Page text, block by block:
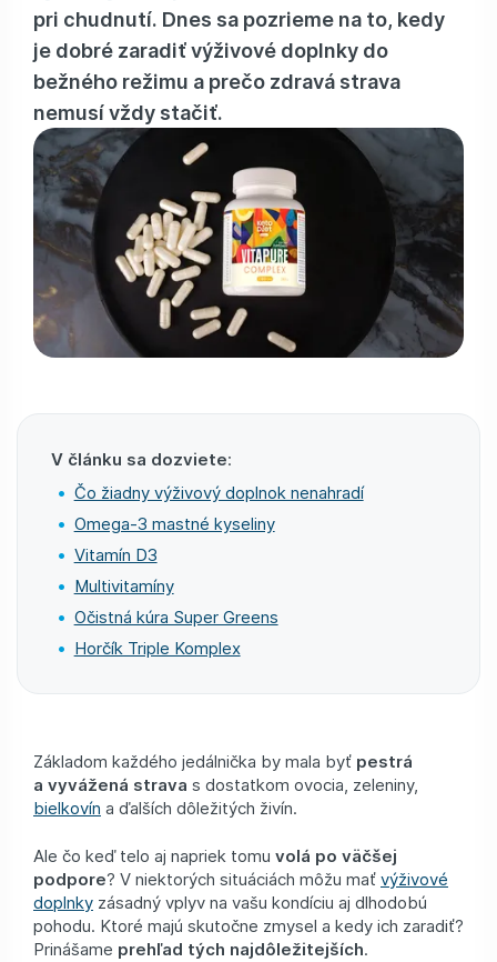
pri chudnutí. Dnes sa pozrieme na to, kedy
je dobré zaradiť výživové doplnky do
bežného režimu a prečo zdravá strava
nemusí vždy stačiť.
V článku sa dozviete:
Čo žiadny výživový doplnok nenahradí
Omega-3 mastné kyseliny
Vitamín D3
Multivitamíny
Očistná kúra Super Greens
Horčík Triple Komplex
Základom každého jedálnička by mala byť pestrá
a vyvážená strava s dostatkom ovocia, zeleniny,
bielkovín a ďalších dôležitých živín.
Ale čo keď telo aj napriek tomu volá po väčšej
podpore? V niektorých situáciách môžu mať výživové
doplnky zásadný vplyv na vašu kondíciu aj dlhodobú
pohodu. Ktoré majú skutočne zmysel a kedy ich zaradiť?
Prinášame prehľad tých najdôležitejších.